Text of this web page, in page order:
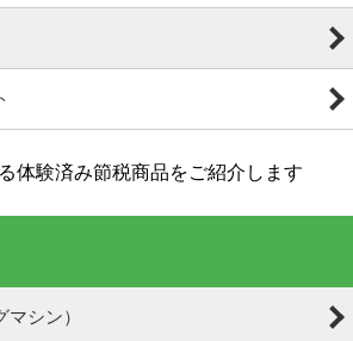
体験済み節税商品をご紹介します
シン）